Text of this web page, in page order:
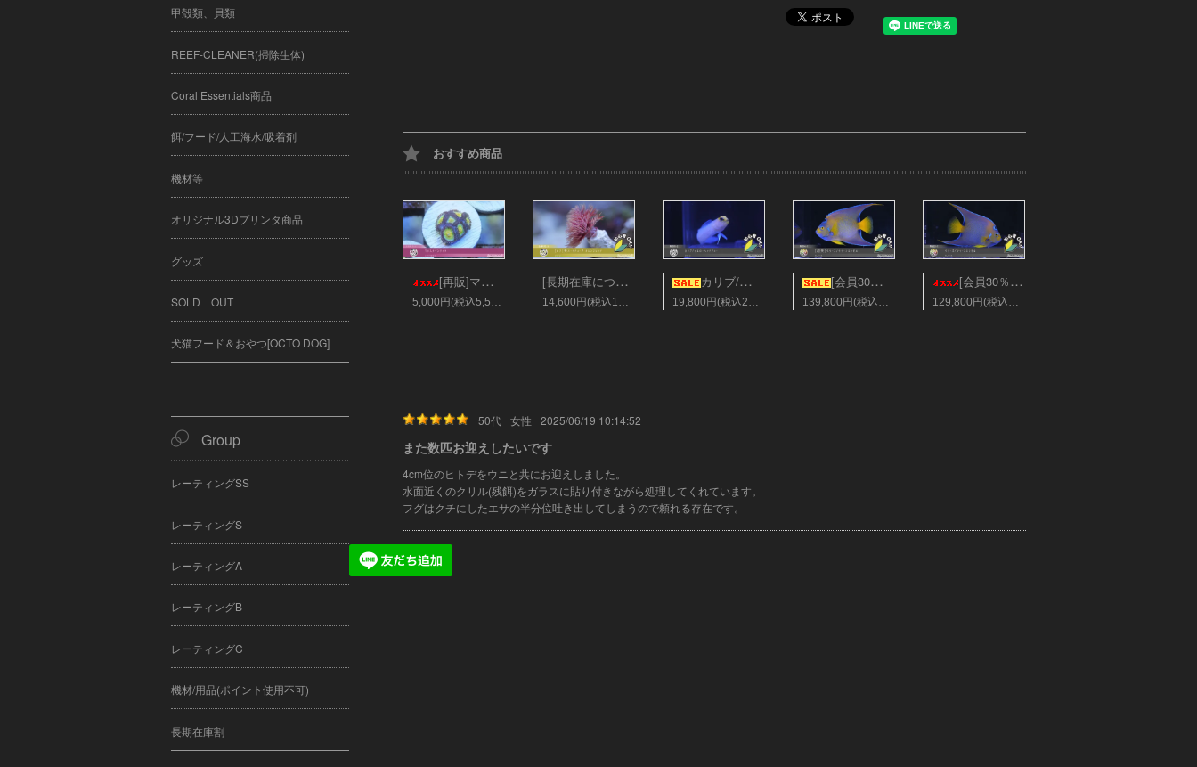
おすすめ商品
[再販]マメスナギンチャク フラグ28mm ソラマメ
5,000円(税込5,500円)
[長期在庫につき会員25%オフ][レア]美ハードチューブ オレンジレッド Sサイズ
14,600円(税込16,060円)
カリブ/イエローヘッドジョー Sサイズ
19,800円(税込21,780円)
[会員30％オフ][超美]ベリーズ/クィーンエンゼル XLサイズ
139,800円(税込153,780円)
[会員30％オフ][超美]ベリーズ/クィーンエンゼル XLサイズ
129,800円(税込142,780円)
50代 女性 2025/06/19 10:14:52
また数匹お迎えしたいです
4cm位のヒトデをウニと共にお迎えしました。
水面近くのクリル(残餌)をガラスに貼り付きながら処理してくれています。
フグはクチにしたエサの半分位吐き出してしまうので頼れる存在です。
甲殻類、貝類
REEF-CLEANER(掃除生体)
Coral Essentials商品
餌/フード/人工海水/吸着剤
機材等
オリジナル3Dプリンタ商品
グッズ
SOLD OUT
犬猫フード＆おやつ[OCTO DOG]
Group
レーティングSS
レーティングS
レーティングA
レーティングB
レーティングC
機材/用品(ポイント使用不可)
長期在庫割